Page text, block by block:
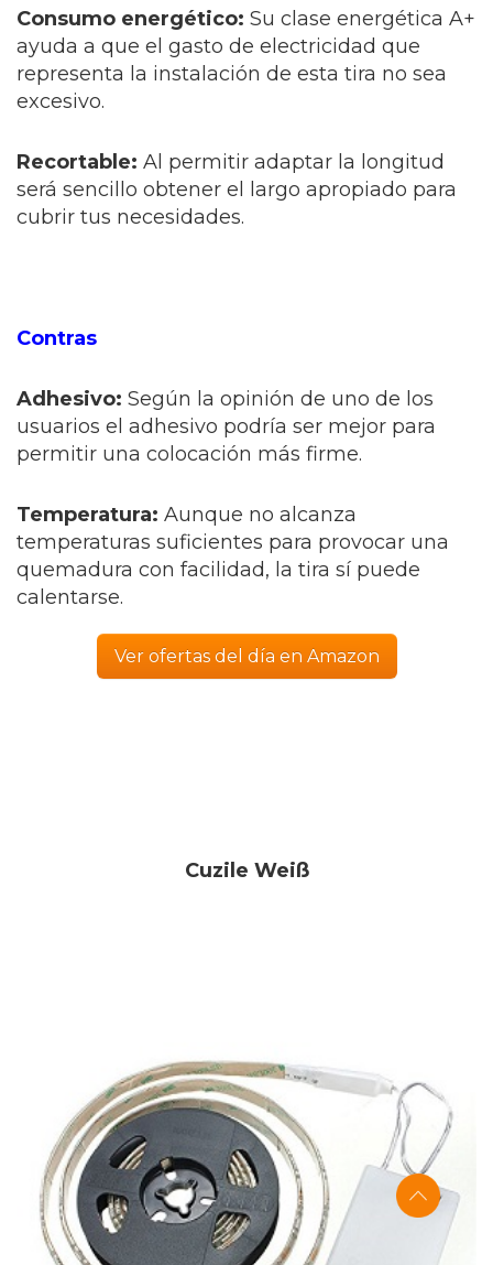
Consumo energético: Su clase energética A+
ayuda a que el gasto de electricidad que
representa la instalación de esta tira no sea
excesivo.
Recortable: Al permitir adaptar la longitud
será sencillo obtener el largo apropiado para
cubrir tus necesidades.
Contras
Adhesivo: Según la opinión de uno de los
usuarios el adhesivo podría ser mejor para
permitir una colocación más firme.
Temperatura: Aunque no alcanza
temperaturas suficientes para provocar una
quemadura con facilidad, la tira sí puede
calentarse.
Ver ofertas del día en Amazon
Cuzile Weiß